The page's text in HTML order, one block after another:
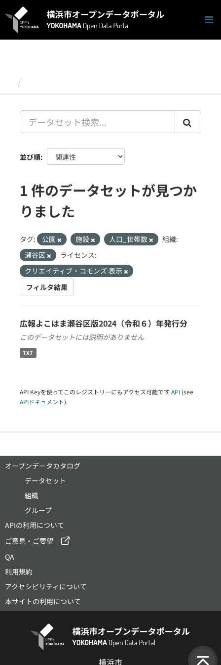
キ
並び順
1 件のデータセットが見つか
りました
タグ: 公園 施設 人口_世帯数
組織:
瀬谷区
ライセンス:
クリエイティブ・コモンズ 表示
フィルタ結果
広報よこはま瀬谷区版2024（令和６）年発行分
このデータセットには説明がありません
TXT
API Keyを使ってこのレジストリーにもアクセス可能です API (see
APIドキュメント).
オープンデータカタログ
データセット
組織
グループ
APIの利用について
ご意見・ご要望
QA
利用規約
アクセシビリティについて
本サイトの利用について
横浜市